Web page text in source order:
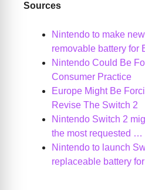
Sources
Nintendo to make
removable battery for
Nintendo Could Be
Consumer Practice
Europe Might Be
Revise The Switch 2
Nintendo Switch 2
the most requested …
Nintendo to launch
replaceable battery